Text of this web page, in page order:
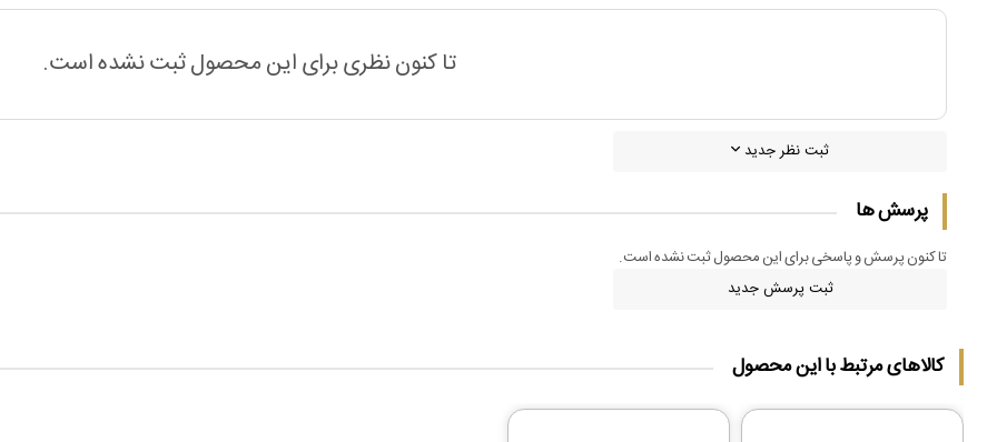
تا کنون نظری برای این محصول ثبت نشده است.
ثبت نظر جدید
پرسش ها
تا کنون پرسش و پاسخی برای این محصول ثبت نشده است.
ثبت پرسش جدید
کالاهای مرتبط با این محصول